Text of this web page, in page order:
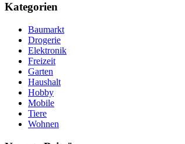
Kategorien
Baumarkt
Drogerie
Elektronik
Freizeit
Garten
Haushalt
Hobby
Mobile
Tiere
Wohnen